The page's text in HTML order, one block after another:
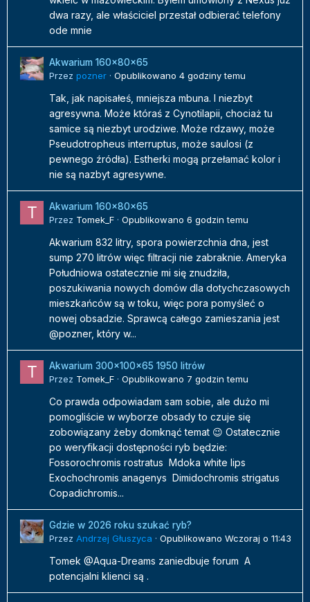
dwa razy, ale właściciel przestał odbierać telefony
ode mnie
Akwarium 160x80x65
Przez pozner · Opublikowano 4 godziny temu
Tak, jak napisałeś, mniejsza mbuna. I niezbyt
agresywna. Może któraś z Cynotilapii, chociaż tu
samice są niezbyt urodziwe. Może rdzawy, może
Pseudotropheus interruptus, może saulosi (z
pewnego źródła). Estherki mogą przełamać kolor i
nie są nazbyt agresywne.
Akwarium 160x80x65
Przez Tomek_F · Opublikowano 6 godzin temu
Akwarium 832 litry, spora powierzchnia dna, jest
sump 270 litrów więc filtracji nie zabraknie. Ameryka
Południowa ostatecznie mi się znudziła,
poszukiwania nowych domów dla dotychczasowych
mieszkańców są w toku, więc pora pomyśleć o
nowej obsadzie. Sprawcą całego zamieszania jest
@pozner, który w...
Akwarium 300x100x65 1950 litrów
Przez Tomek_F · Opublikowano 7 godzin temu
Co prawda odpowiadam sam sobie, ale dużo mi
pomogliście w wyborze obsady to czuje się
zobowiązany żeby domknąć temat 😉 Ostatecznie
po weryfikacji dostępności ryb będzie:
Fossorochromis rostratus Mdoka white lips
Exochochromis anagenys Dimidochromis strigatus
Copadichromis...
Gdzie w 2026 roku szukać ryb?
Przez Andrzej Głuszyca · Opublikowano Wczoraj o 11:43
Tomek @Aqua-Dreams zaniedbuje forum A
potencjalni klienci są .